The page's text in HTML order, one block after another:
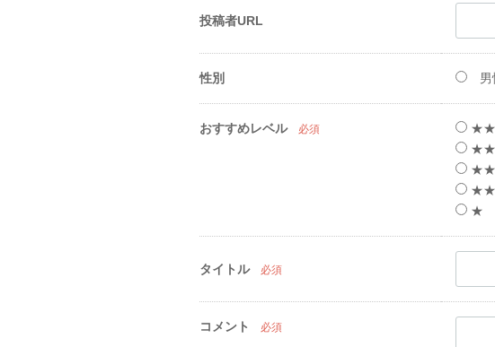
投稿者URL
性別 男
おすすめレベル 必須
★★
★
タイトル 必須
コメント 必須